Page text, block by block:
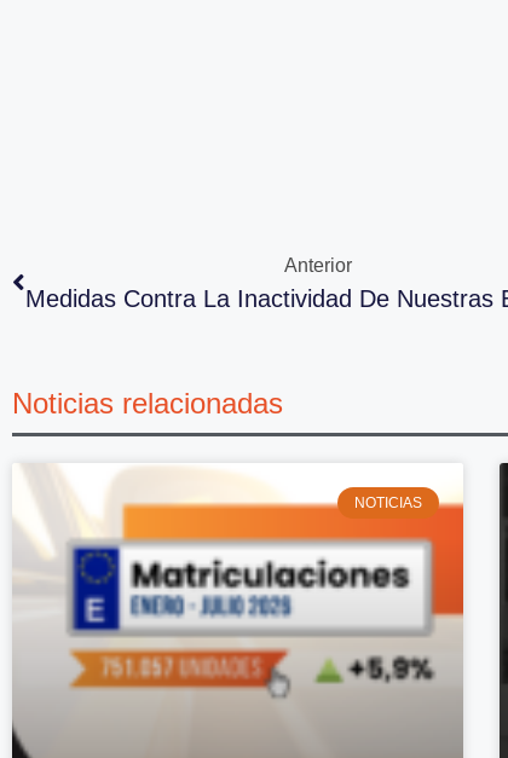
Anterior
Medidas Contra La Inactividad De Nuestras
Noticias relacionadas
NOTICIAS